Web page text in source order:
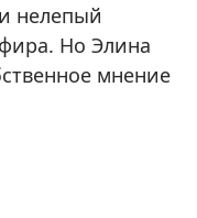
нелепый
Но Элина
мнение